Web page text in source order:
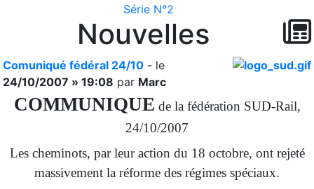
Série N°2
Nouvelles
Comuniqué fédéral 24/10 - le
24/10/2007 » 19:08 par Marc
COMMUNIQUE de la fédération SUD-Rail,
24/10/2007
Les cheminots, par leur action du 18 octobre, ont rejeté
massivement la réforme des régimes spéciaux.